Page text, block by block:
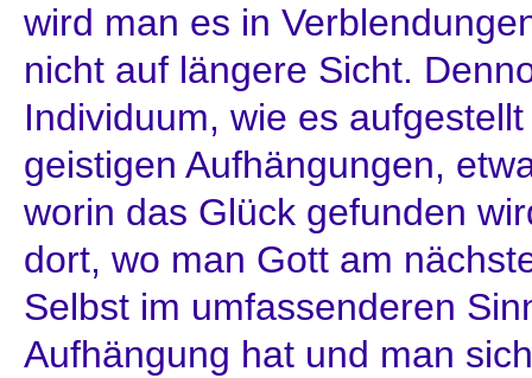
wird man es in
nicht auf längere Sicht.
Individuum, wie es
geistigen Aufhängungen,
worin das Glück gefunden
dort, wo man Gott am
Selbst im umfassenderen
Aufhängung hat und man